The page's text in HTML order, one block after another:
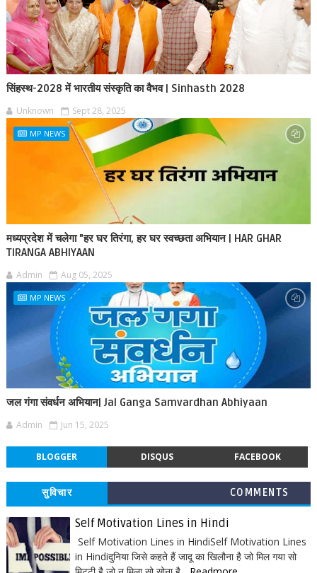
सिंहस्थ-2028 में भारतीय संस्कृति का वैभव | Sinhasth 2028
Unknown Sept 28, 2025
MP NEWS
मध्यप्रदेश में चलेगा "हर घर तिरंगा, हर घर स्वच्छता अभियान | HAR GHAR
TIRANGA ABHIYAAN
Admin Aug 05, 2025
MP NEWS
जल गंगा संवर्धन अभियान| Jal Ganga Samvardhan Abhiyaan
Admin Jun 15, 2025
BLOGGER DISQUS FACEBOOK
सुविचार COMMENTS
Self Motivation Lines in Hindi
Self Motivation Lines in HindiSelf Motivation Lines
in Hindiदुनिया जिसे कहते हैं जादू का खिलौना है जो मिल गया सो